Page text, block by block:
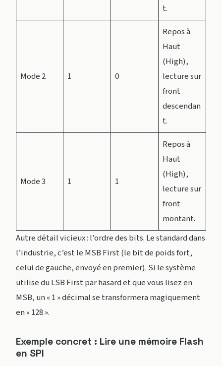
t.
Mode 2 1 0
Repos à
Haut
(High),
lecture sur
front
descendan
t.
Mode 3 1 1
Repos à
Haut
(High),
lecture sur
front
montant.
Autre détail vicieux : l’ordre des bits. Le standard dans
l’industrie, c’est le MSB First (le bit de poids fort,
celui de gauche, envoyé en premier). Si le système
utilise du LSB First par hasard et que vous lisez en
MSB, un « 1 » décimal se transformera magiquement
en « 128 ».
Exemple concret : Lire une mémoire Flash
en SPI